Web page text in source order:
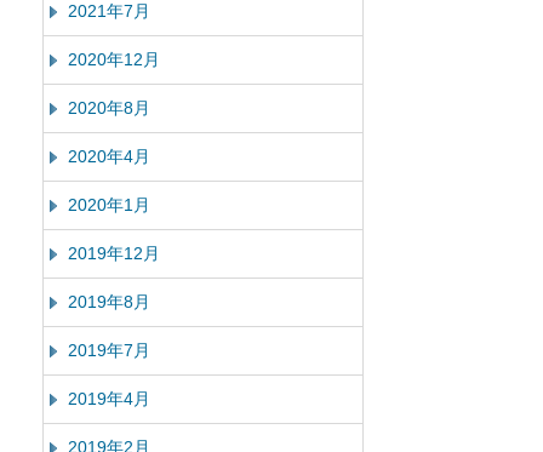
2021年7月
2020年12月
2020年8月
2020年4月
2020年1月
2019年12月
2019年8月
2019年7月
2019年4月
2019年2月